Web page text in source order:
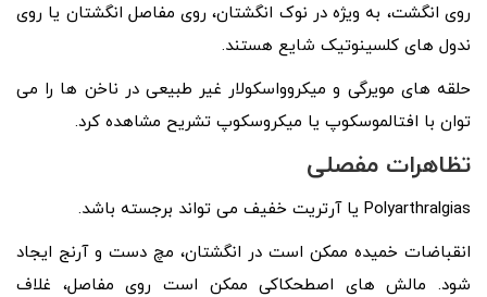
روی انگشت، به‌ ویژه در نوک انگشتان، روی مفاصل انگشتان یا روی
ندول‌ های کلسینوتیک شایع هستند.
حلقه های مویرگی و میکروواسکولار غیر طبیعی در ناخن ها را می
توان با افتالموسکوپ یا میکروسکوپ تشریح مشاهده کرد.
تظاهرات مفصلی
Polyarthralgias یا آرتریت خفیف می تواند برجسته باشد.
انقباضات خمیده ممکن است در انگشتان، مچ دست و آرنج ایجاد
شود. مالش های اصطحکاکی ممکن است روی مفاصل، غلاف